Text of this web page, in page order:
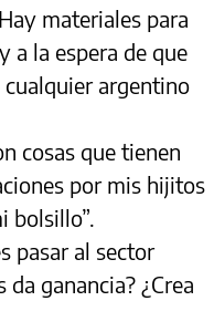
materiales para
a la espera de que
argentino
cosas que tienen
por mis hijitos
bolsillo”.
pasar al sector
ganancia? ¿Crea